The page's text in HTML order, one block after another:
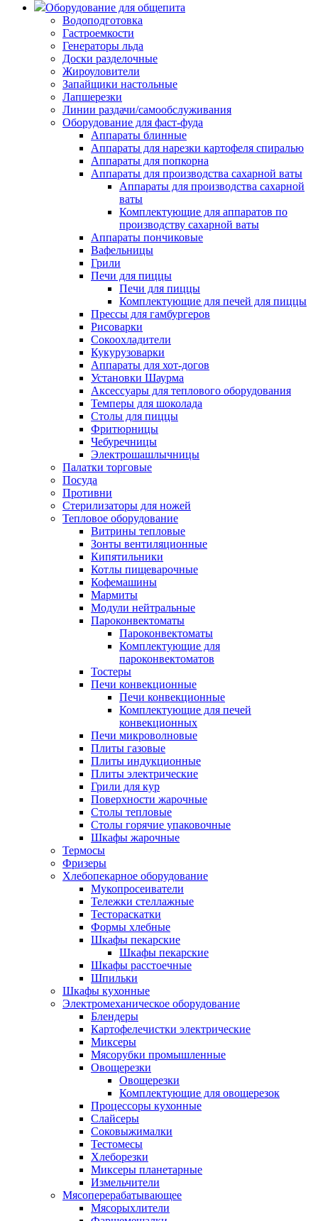
Оборудование для общепита
Водоподготовка
Гастроемкости
Генераторы льда
Доски разделочные
Жироуловители
Запайщики настольные
Лапшерезки
Линии раздачи/самообслуживания
Оборудование для фаст-фуда
Аппараты блинные
Аппараты для нарезки картофеля спиралью
Аппараты для попкорна
Аппараты для производства сахарной ваты
Аппараты для производства сахарной
ваты
Комплектующие для аппаратов по
производству сахарной ваты
Аппараты пончиковые
Вафельницы
Грили
Печи для пиццы
Печи для пиццы
Комплектующие для печей для пиццы
Прессы для гамбургеров
Рисоварки
Сокоохладители
Кукурузоварки
Аппараты для хот-догов
Установки Шаурма
Аксессуары для теплового оборудования
Темперы для шоколада
Столы для пиццы
Фритюрницы
Чебуречницы
Электрошашлычницы
Палатки торговые
Посуда
Противни
Стерилизаторы для ножей
Тепловое оборудование
Витрины тепловые
Зонты вентиляционные
Кипятильники
Котлы пищеварочные
Кофемашины
Мармиты
Модули нейтральные
Пароконвектоматы
Пароконвектоматы
Комплектующие для
пароконвектоматов
Тостеры
Печи конвекционные
Печи конвекционные
Комплектующие для печей
конвекционных
Печи микроволновые
Плиты газовые
Плиты индукционные
Плиты электрические
Грили для кур
Поверхности жарочные
Столы тепловые
Столы горячие упаковочные
Шкафы жарочные
Термосы
Фризеры
Хлебопекарное оборудование
Мукопросеиватели
Тележки стеллажные
Тестораскатки
Формы хлебные
Шкафы пекарские
Шкафы пекарские
Шкафы расстоечные
Шпильки
Шкафы кухонные
Электромеханическое оборудование
Блендеры
Картофелечистки электрические
Миксеры
Мясорубки промышленные
Овощерезки
Овощерезки
Комплектующие для овощерезок
Процессоры кухонные
Слайсеры
Соковыжималки
Тестомесы
Хлеборезки
Миксеры планетарные
Измельчители
Мясоперерабатывающее
Мясорыхлители